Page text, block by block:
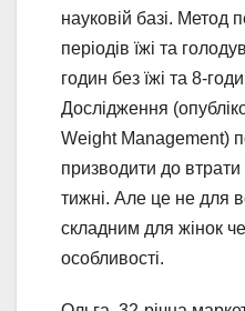
науковій базі. Метод
періодів їжі та
годин без їжі та 8-
Дослідження
Weight Management)
призводити до
тижні. Але це не для
складним для жінок
особливості.